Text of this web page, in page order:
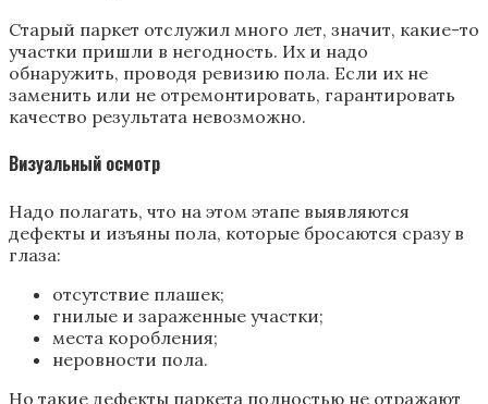
Старый паркет отслужил много лет, значит, какие-то
участки пришли в негодность. Их и надо
обнаружить, проводя ревизию пола. Если их не
заменить или не отремонтировать, гарантировать
качество результата невозможно.
Визуальный осмотр
Надо полагать, что на этом этапе выявляются
дефекты и изъяны пола, которые бросаются сразу в
глаза:
отсутствие плашек;
гнилые и зараженные участки;
места коробления;
неровности пола.
Но такие дефекты паркета полностью не отражают